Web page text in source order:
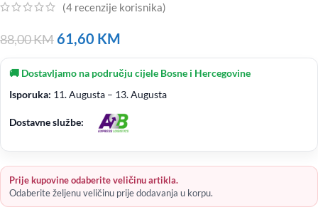
(4 recenzije korisnika)
88,00KM 61,60 KM
🚚 Dostavljamo na području cijele Bosne i Hercegovine
Isporuka: 11. Augusta – 13. Augusta
Dostavne službe:
Prije kupovine odaberite veličinu artikla.
Odaberite željenu veličinu prije dodavanja u korpu.